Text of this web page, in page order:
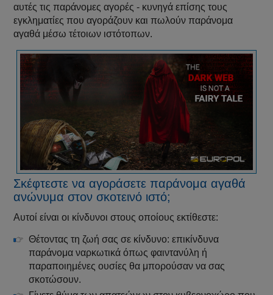
αυτές τις παράνομες αγορές - κυνηγά επίσης τους
εγκληματίες που αγοράζουν και πωλούν παράνομα
αγαθά μέσω τέτοιων ιστότοπων.
Σκέφτεστε να αγοράσετε παράνομα αγαθά
ανώνυμα στον σκοτεινό ιστό;
Αυτοί είναι οι κίνδυνοι στους οποίους εκτίθεστε:
Θέτοντας τη ζωή σας σε κίνδυνο: επικίνδυνα
παράνομα ναρκωτικά όπως φαιντανύλη ή
παραποιημένες ουσίες θα μπορούσαν να σας
σκοτώσουν.